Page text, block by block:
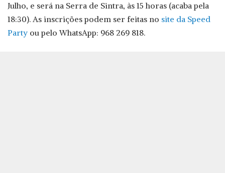
Julho, e será na Serra de Sintra, às 15 horas (acaba pela
18:30). As inscrições podem ser feitas no site da Speed
Party ou pelo WhatsApp: 968 269 818.